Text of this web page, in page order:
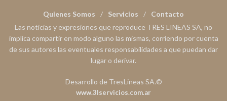
Quienes Somos Servicios
Contacto
Las noticias y expresiones que reproduce TRES LINEAS SA, no
implica compartir en modo alguno las mismas, corriendo por cuenta
de sus autores las eventuales responsabilidades a que puedan dar
lugar o derivar.
Desarrollo de TresLineas SA.©
www.3lservicios.com.ar